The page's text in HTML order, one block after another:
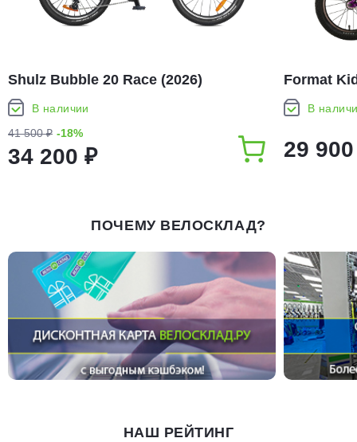
Shulz Bubble 20 Race (2026)
В наличии
41 500 ₽ -18%
34 200 ₽
Format
В
29
ПОЧЕМУ ВЕЛОСКЛАД?
НАШ РЕЙТИНГ